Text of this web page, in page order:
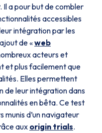
Il a pour but de combler
accessibles
intégration par les
de «web
acteurs et
et plus facilement que
Elles permettent
de leur intégration dans
en bêta. Ce test
munis d’un navigateur
aux origin trials.